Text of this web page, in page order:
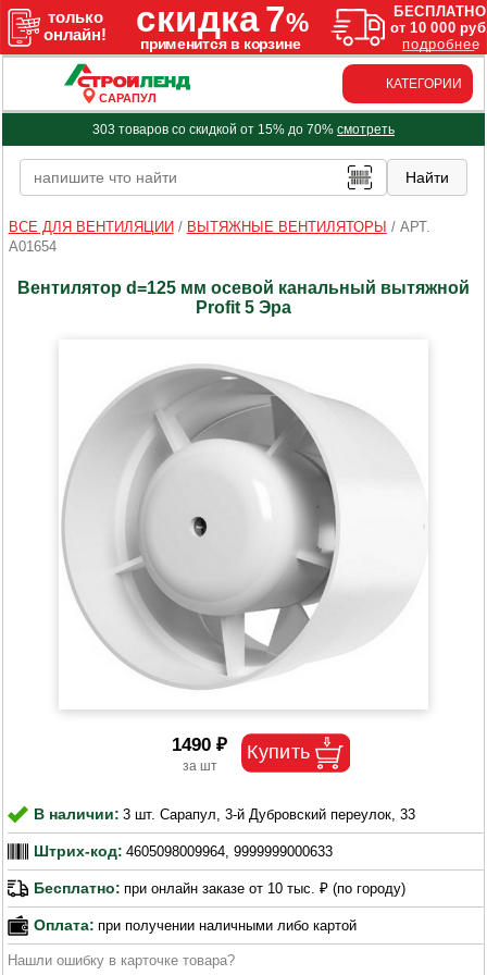
САРАПУЛ
КАТЕГОРИИ
303 товаров со скидкой от 15% до 70% смотреть
ВСЕ ДЛЯ ВЕНТИЛЯЦИИ / ВЫТЯЖНЫЕ ВЕНТИЛЯТОРЫ / АРТ.
A01654
Вентилятор d=125 мм осевой канальный вытяжной
Profit 5 Эра
1490 ₽
В наличии: 3 шт. Сарапул, 3-й Дубровский переулок, 33
Штрих-код: 4605098009964, 9999999000633
Бесплатно: при онлайн заказе от 10 тыс. ₽ (по городу)
Оплата: при получении наличными либо картой
Нашли ошибку в карточке товара?